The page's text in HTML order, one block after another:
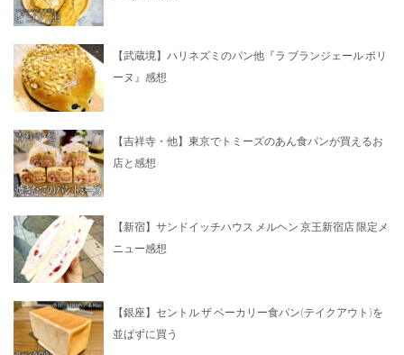
【武蔵境】ハリネズミのパン他『ラ ブランジェール ポリ
ーヌ』感想
【吉祥寺・他】東京でトミーズのあん食パンが買えるお
店と感想
【新宿】サンドイッチハウス メルヘン 京王新宿店 限定メ
ニュー感想
【銀座】セントル ザ ベーカリー食パン(テイクアウト)を
並ばずに買う